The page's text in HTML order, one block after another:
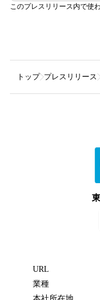
このプレスリリース内で使
トップ プレスリリース
URL
業種